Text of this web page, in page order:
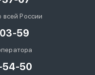
всей России
59
54-50